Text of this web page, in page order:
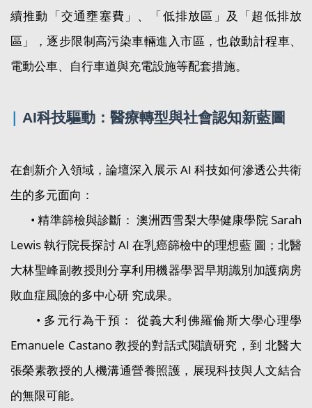
續推動「交通壅塞費」、「低排放區」及「超低排放
區」，逐步限制高污染車輛進入市區，也啟動計程車、
電動公車、自行車道與充電設施等配套措施。
| AI科技驅動：醫療轉型與社會認知新藍圖
在創新介入領域，論壇深入展示 AI 科技如何滲透公共衛
生的多元面向：
• 精準篩檢與診斷： 澳洲西雪梨大學健康學院 Sarah
Lewis 執行院長探討 AI 在乳癌篩檢中的理想藍 圖；北醫
大林聖峰副教授則分享利用機器學習早期識別加護病房
敗血症風險的多中心研 究成果。
• 多元行為干預： 從義大利佛羅倫斯大學心理學
Emanuele Castano 教授的對話式閱讀研究，到 北醫大
張榮素教授的人機溝通營養照護，展現科技與人文結合
的無限可能。